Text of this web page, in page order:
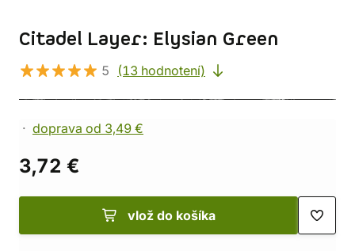
Citadel Layer: Elysian Green
5 (13 hodnotení)
doprava od 3,49 €
3,72 €
vlož do košíka